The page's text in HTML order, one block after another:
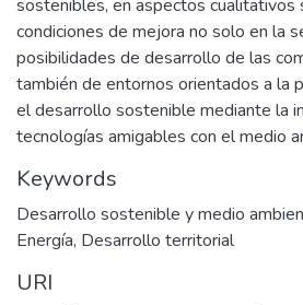
sostenibles, en aspectos cualitativos
condiciones de mejora no solo en la
posibilidades de desarrollo de las
también de entornos orientados a la
el desarrollo sostenible mediante la
tecnologías amigables con el medio
Keywords
Desarrollo sostenible y medio
Energía, Desarrollo territorial
URI